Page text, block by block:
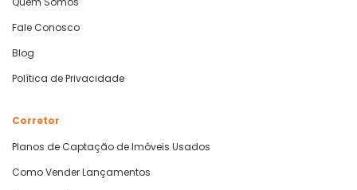
Fale Conosco
Blog
Política de Privacidade
Corretor
Planos de Captação de Imóveis Usados
Como Vender Lançamentos